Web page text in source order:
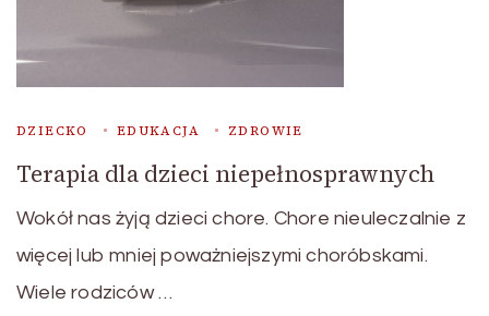
DZIECKO EDUKACJA ZDROWIE
Terapia dla dzieci niepełnosprawnych
Wokół nas żyją dzieci chore. Chore nieuleczalnie z
więcej lub mniej poważniejszymi choróbskami.
Wiele rodziców …